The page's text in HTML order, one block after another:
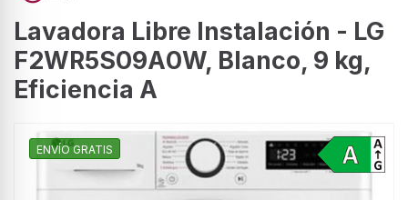
Lavadora Libre Instalación - LG
F2WR5S09A0W, Blanco, 9 kg,
Eficiencia A
ENVÍO GRATIS